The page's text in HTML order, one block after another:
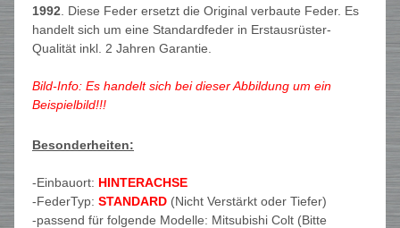
1992 . Diese Feder ersetzt die Original verbaute Feder. Es
handelt sich um eine Standardfeder in Erstausrüster-
Qualität inkl. 2 Jahren Garantie.
Bild-Info: Es handelt sich bei dieser Abbildung um ein
Beispielbild!!!
Besonderheiten:
-Einbauort: HINTERACHSE
-FederTyp: STANDARD (Nicht Verstärkt oder Tiefer)
-passend für folgende Modelle: Mitsubishi Colt (Bitte